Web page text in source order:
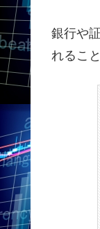
銀行や
れるこ